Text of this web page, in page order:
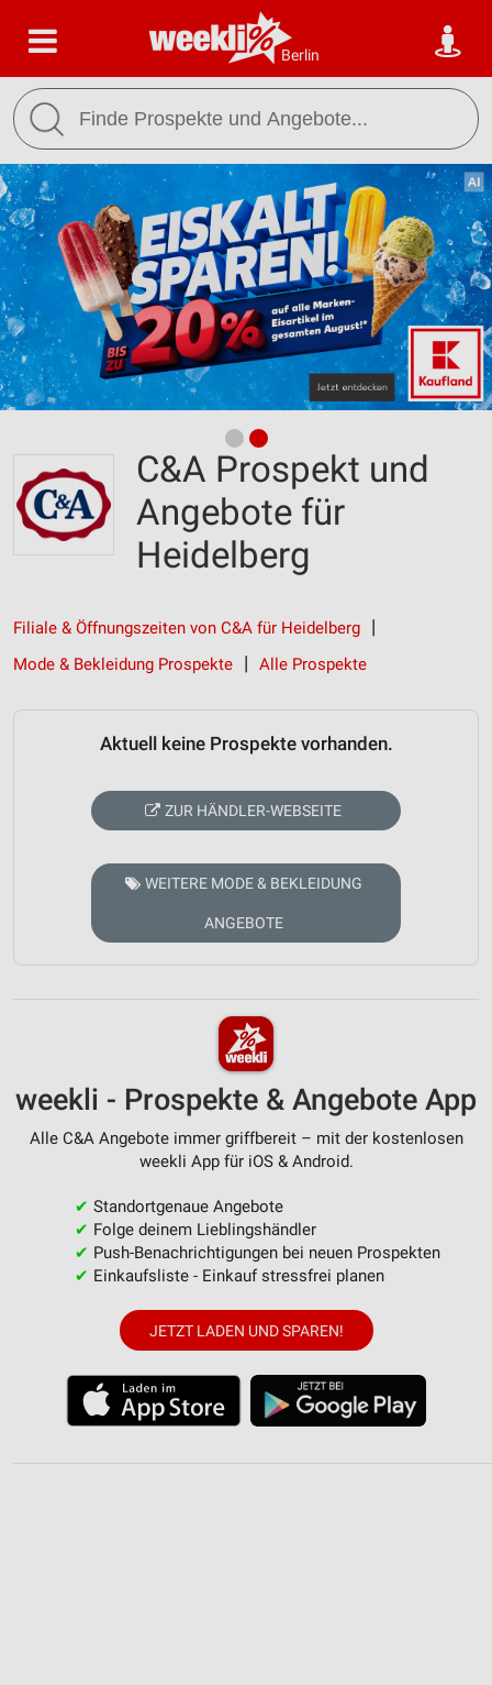
Berlin
C&A Prospekt und
Angebote für
Heidelberg
Filiale & Öffnungszeiten von C&A für Heidelberg
Mode & Bekleidung Prospekte
Alle Prospekte
Aktuell keine Prospekte vorhanden.
ZUR HÄNDLER-WEBSEITE
WEITERE MODE & BEKLEIDUNG
ANGEBOTE
weekli - Prospekte & Angebote App
Alle C&A Angebote immer griffbereit – mit der kostenlosen
weekli App für iOS & Android.
✔ Standortgenaue Angebote
✔ Folge deinem Lieblingshändler
✔ Push-Benachrichtigungen bei neuen Prospekten
✔ Einkaufsliste - Einkauf stressfrei planen
JETZT LADEN UND SPAREN!